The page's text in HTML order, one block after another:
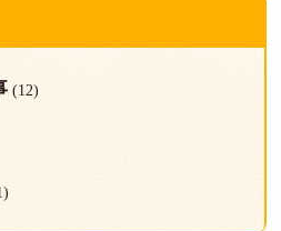
(12)